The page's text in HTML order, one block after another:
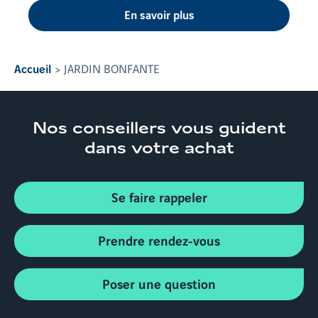
En savoir plus
Accueil JARDIN BONFANTE
Nos conseillers vous guident
dans votre achat
Se faire rappeler
Prendre rendez-vous
Poser une question